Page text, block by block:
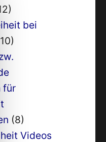
bei
für
(8)
Videos